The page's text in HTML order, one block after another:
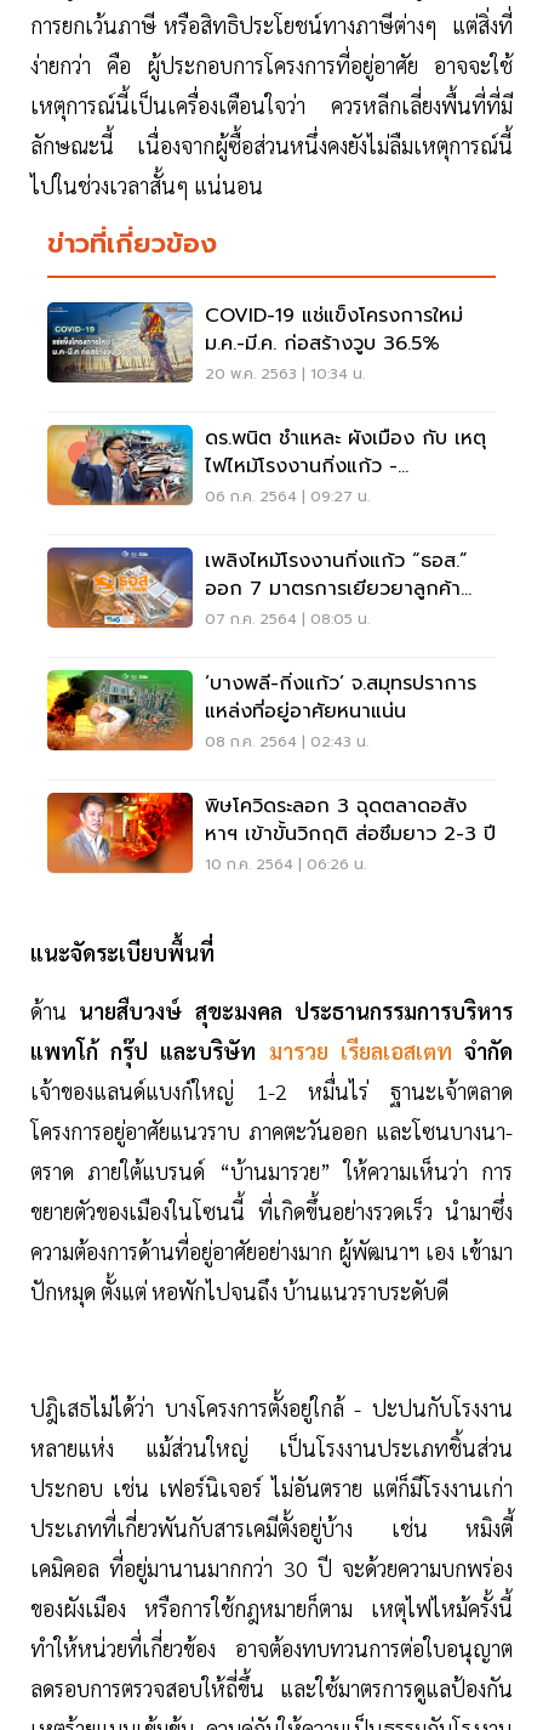
การยกเว้นภาษี หรือสิทธิประโยชน์ทางภาษีต่างๆ แต่สิ่งที่
ง่ายกว่า คือ ผู้ประกอบการโครงการที่อยู่อาศัย อาจจะใช้
เหตุการณ์นี้เป็นเครื่องเตือนใจว่า ควรหลีกเลี่ยงพื้นที่ที่มี
ลักษณะนี้ เนื่องจากผู้ซื้อส่วนหนึ่งคงยังไม่ลืมเหตุการณ์นี้
ไปในช่วงเวลาสั้นๆ แน่นอน
ข่าวที่เกี่ยวข้อง
COVID-19 แช่แข็งโครงการใหม่
ม.ค.-มี.ค. ก่อสร้างวูบ 36.5%
20 พ.ค. 2563 | 10:34 น.
ดร.พนิต ชำแหละ ผังเมือง กับ เหตุ
ไฟไหม้โรงงานกิ่งแก้ว -
สมุทรปราการ
06 ก.ค. 2564 | 09:27 น.
เพลิงไหม้โรงงานกิ่งแก้ว “ธอส.”
ออก 7 มาตรการเยียวยาลูกค้า
เช็คด่วน
07 ก.ค. 2564 | 08:05 น.
‘บางพลี-กิ่งแก้ว’ จ.สมุทรปราการ
แหล่งที่อยู่อาศัยหนาแน่น
08 ก.ค. 2564 | 02:43 น.
พิษโควิดระลอก 3 ฉุดตลาดอสัง
หาฯ เข้าขั้นวิกฤติ ส่อซึมยาว 2-3 ปี
10 ก.ค. 2564 | 06:26 น.
แนะจัดระเบียบพื้นที่
ด้าน นายสืบวงษ์ สุขะมงคล ประธานกรรมการบริหาร
แพทโก้ กรุ๊ป และบริษัท มารวย เรียลเอสเตทจำกัด
เจ้าของแลนด์แบงก์ใหญ่ 1-2 หมื่นไร่ ฐานะเจ้าตลาด
โครงการอยู่อาศัยแนวราบ ภาคตะวันออก และโซนบางนา-
ตราด ภายใต้แบรนด์ “บ้านมารวย” ให้ความเห็นว่า การ
ขยายตัวของเมืองในโซนนี้ ที่เกิดขึ้นอย่างรวดเร็ว นำมาซึ่ง
ความต้องการด้านที่อยู่อาศัยอย่างมาก ผู้พัฒนาฯ เอง เข้ามา
ปักหมุด ตั้งแต่ หอพักไปจนถึง บ้านแนวราบระดับดี
ปฎิเสธไม่ได้ว่า บางโครงการตั้งอยู่ใกล้ - ปะปนกับโรงงาน
หลายแห่ง แม้ส่วนใหญ่ เป็นโรงงานประเภทชิ้นส่วน
ประกอบ เช่น เฟอร์นิเจอร์ ไม่อันตราย แต่ก็มีโรงงานเก่า
ประเภทที่เกี่ยวพันกับสารเคมีตั้งอยู่บ้าง เช่น หมิงตี้
เคมิคอล ที่อยู่มานานมากกว่า 30 ปี จะด้วยความบกพร่อง
ของผังเมือง หรือการใช้กฎหมายก็ตาม เหตุไฟไหม้ครั้งนี้
ทำให้หน่วยที่เกี่ยวข้อง อาจต้องทบทวนการต่อใบอนุญาต
ลดรอบการตรวจสอบให้ถี่ขึ้น และใช้มาตรการดูแลป้องกัน